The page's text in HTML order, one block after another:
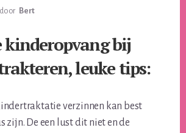
door Bert
bij
leuke tips:
verzinnen kan best
zijn. De een lust dit niet en de